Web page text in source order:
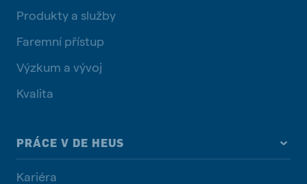
Produkty a služby
Faremní přístup
Výzkum a vývoj
Kvalita
PRÁCE V DE HEUS
Kariéra